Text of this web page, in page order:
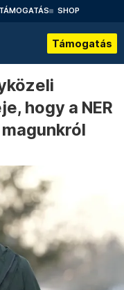
TÁMOGATÁS SHOP
Támogatás
hogy a NER